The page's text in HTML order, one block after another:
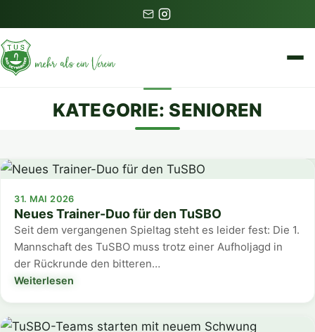
KATEGORIE: SENIOREN
31. MAI 2026
Neues Trainer-Duo für den TuSBO
Seit dem vergangenen Spieltag steht es leider fest: Die 1.
Mannschaft des TuSBO muss trotz einer Aufholjagd in
der Rückrunde den bitteren…
Weiterlesen